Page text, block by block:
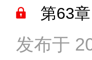
第63
发布于